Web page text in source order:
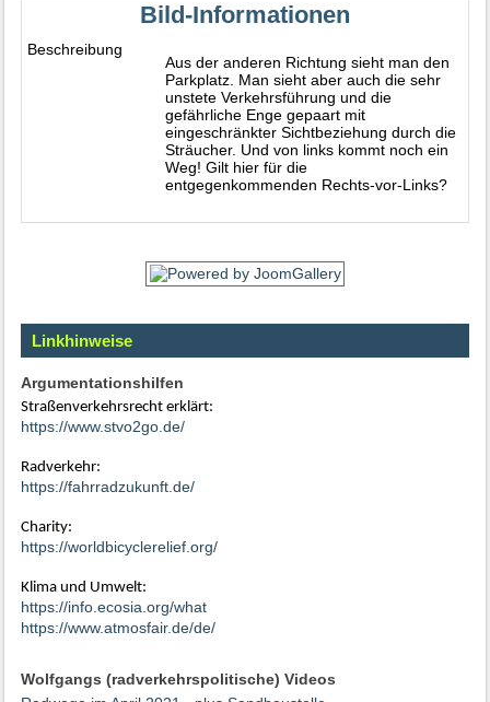
Bild-Informationen
Beschreibung
Aus der anderen Richtung sieht man den
Parkplatz. Man sieht aber auch die sehr
unstete Verkehrsführung und die
gefährliche Enge gepaart mit
eingeschränkter Sichtbeziehung durch die
Sträucher. Und von links kommt noch ein
Weg! Gilt hier für die
entgegenkommenden Rechts-vor-Links?
Linkhinweise
Argumentationshilfen
Straßenverkehrsrecht erklärt:
https://www.stvo2go.de/
Radverkehr:
https://fahrradzukunft.de/
Charity:
https://worldbicyclerelief.org/
Klima und Umwelt:
https://info.ecosia.org/what
https://www.atmosfair.de/de/
Wolfgangs (radverkehrspolitische) Videos